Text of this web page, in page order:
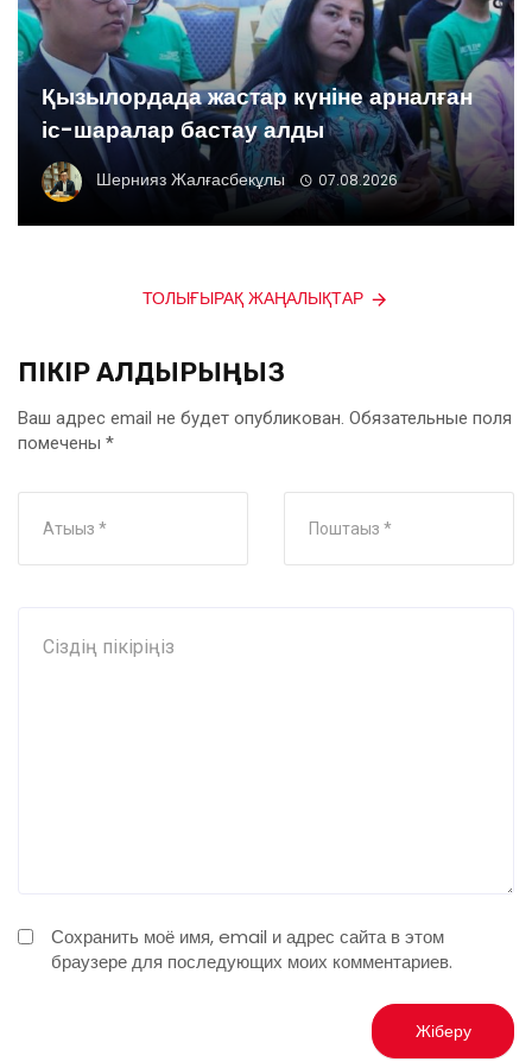
Қызылордада жастар күніне арналған
іс-шаралар бастау алды
Шернияз Жалғасбекұлы 07.08.2026
ТОЛЫҒЫРАҚ ЖАҢАЛЫҚТАР
ПІКІР ҚАЛДЫРЫҢЫЗ
Ваш адрес email не будет опубликован. Обязательные поля
помечены *
Сохранить моё имя, email и адрес сайта в этом
браузере для последующих моих комментариев.